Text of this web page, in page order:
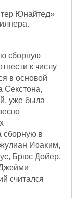
Юнайтед»
сборную
к числу
в основой
Секстона,
уже была
сборную в
Иоаким,
Брюс Дойер.
считался